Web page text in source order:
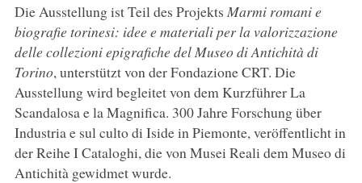
Die Ausstellung ist Teil des Projekts Marmi romani e
biografie torinesi: idee e materiali per la valorizzazione
delle collezioni epigrafiche del Museo di Antichità di
Torino, unterstützt von der Fondazione CRT. Die
Ausstellung wird begleitet von dem Kurzführer La
Scandalosa e la Magnifica. 300 Jahre Forschung über
Industria e sul culto di Iside in Piemonte, veröffentlicht in
der Reihe I Cataloghi, die von Musei Reali dem Museo di
Antichità gewidmet wurde.